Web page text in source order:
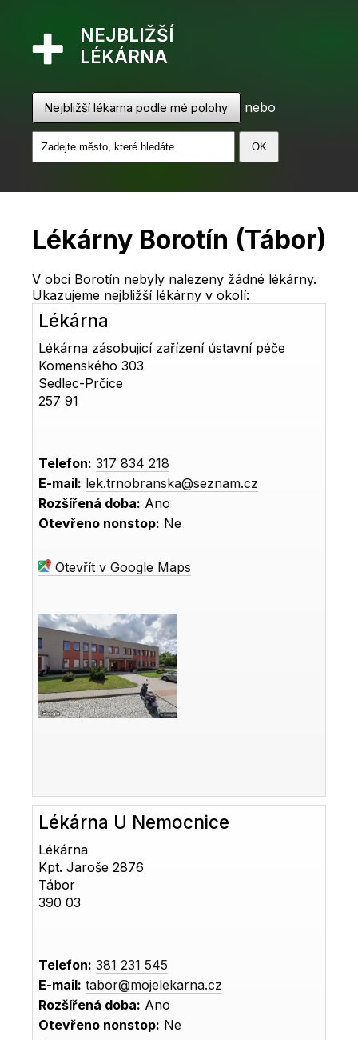
NEJBLIŽŠÍ
LÉKÁRNA
Nejbližší lékarna podle mé polohy nebo
Lékárny Borotín (Tábor)
V obci Borotín nebyly nalezeny žádné lékárny.
Ukazujeme nejbližší lékárny v okolí:
Lékárna
Lékárna zásobujicí zařízení ústavní péče
Komenského 303
Sedlec-Prčice
257 91
Telefon: 317 834 218
E-mail: lek.trnobranska@seznam.cz
Rozšířená doba: Ano
Otevřeno nonstop: Ne
Otevřít v Google Maps
Lékárna U Nemocnice
Lékárna
Kpt. Jaroše 2876
Tábor
390 03
Telefon: 381 231 545
E-mail: tabor@mojelekarna.cz
Rozšířená doba: Ano
Otevřeno nonstop: Ne